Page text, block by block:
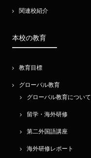
関連校紹介
本校の教育
教育目標
グローバル教育
グローバル教育について
留学・海外研修
第二外国語講座
海外研修レポート